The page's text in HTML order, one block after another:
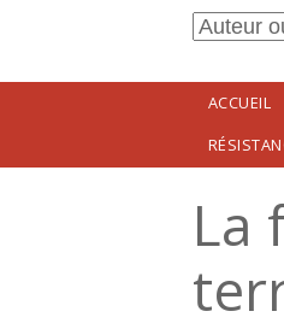
Aller au contenu principal
ACCUEIL
La